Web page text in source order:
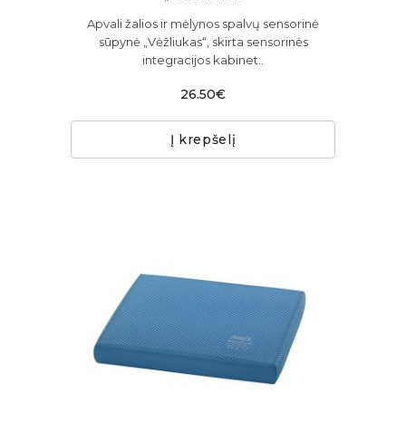
Apvali žalios ir mėlynos spalvų sensorinė
sūpynė „Vėžliukas“, skirta sensorinės
integracijos kabinet..
26.50€
Į krepšelį